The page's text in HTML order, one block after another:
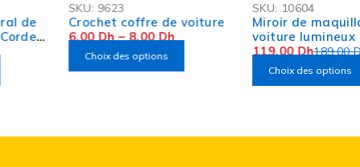
OFFRE FLASH
Crochet coffre de voiture
6,00Dh 8,00Dh
Choix des options
10604
Miroir de maquillage de
voiture lumineux
189,00Dh
Dh
Choix des options